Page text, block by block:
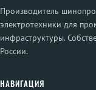
Производитель
электротехники для
инфраструктуры.
России.
НАВИГАЦИЯ